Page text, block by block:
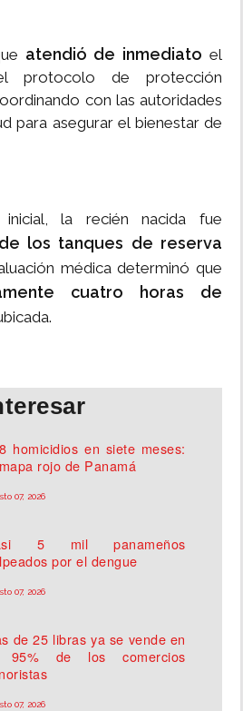
atendió de inmediato el
protocolo de protección
con las autoridades
para asegurar el bienestar de
la recién nacida fue
los tanques de reserva
médica determinó que
cuatro horas de
homicidios en siete meses:
rojo de Panamá
07, 2026
5 mil panameños
por el dengue
07, 2026
de 25 libras ya se vende en
95% de los comercios
07, 2026